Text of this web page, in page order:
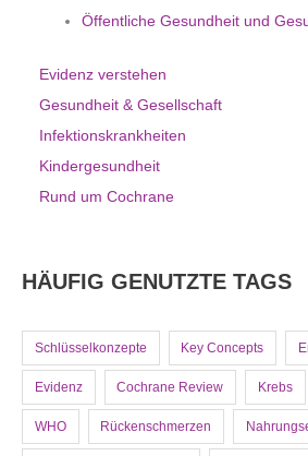
Öffentliche Gesundheit und
Evidenz verstehen
Gesundheit & Gesellschaft
Infektionskrankheiten
Kindergesundheit
Rund um Cochrane
HÄUFIG GENUTZTE TAGS
Schlüsselkonzepte Key Concepts
Evidenz Cochrane Review Krebs
WHO Rückenschmerzen